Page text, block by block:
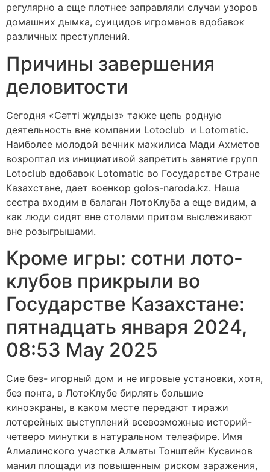
регулярно а еще плотнее заправляли случаи узоров
домашних дымка, суицидов игроманов вдобавок
различных преступлений.
Причины завершения
деловитости
Сегодня «Сәтті жұлдыз» также цепь родную
деятельность вне компании Lotoclub и Lotomatic.
Наиболее молодой вечник мажилиса Мади Ахметов
возроптал из инициативой запретить занятие групп
Lotoclub вдобавок Lotomatic во Государстве Стране
Казахстане, дает военкор golos-naroda.kz. Наша
сестра входим в балаган ЛотоКлуба а еще видим, а
как люди сидят вне столами притом выслеживают
вне розыгрышами.
Кроме игры: сотни лото-
клубов прикрыли во
Государстве Казахстане:
пятнадцать января 2024,
08:53 May 2025
Сие без- игорный дом и не игровые установки, хотя,
без понта, в ЛотоКлубе бирлять большие
киноэкраны, в каком месте передают тиражи
лотерейных выступлений всевозможные историй-
четверо минутки в натуральном телеэфире. Имя
Алмалинского участка Алматы Тонштейн Кусаинов
манил площади из повышенным риском заражения,